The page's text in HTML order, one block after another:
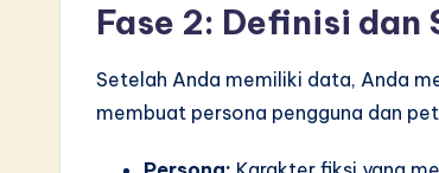
Fase 2: Definisi dan
Setelah Anda memiliki data, Anda
membuat persona pengguna dan